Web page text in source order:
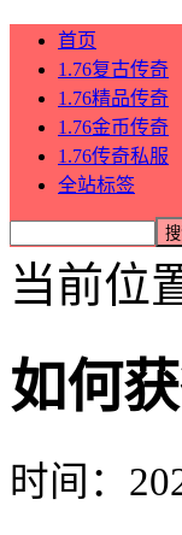
首页
1.76复古传奇
1.76精品传奇
1.76金币传奇
1.76传奇私服
全站标签
当前位
如何
时间：